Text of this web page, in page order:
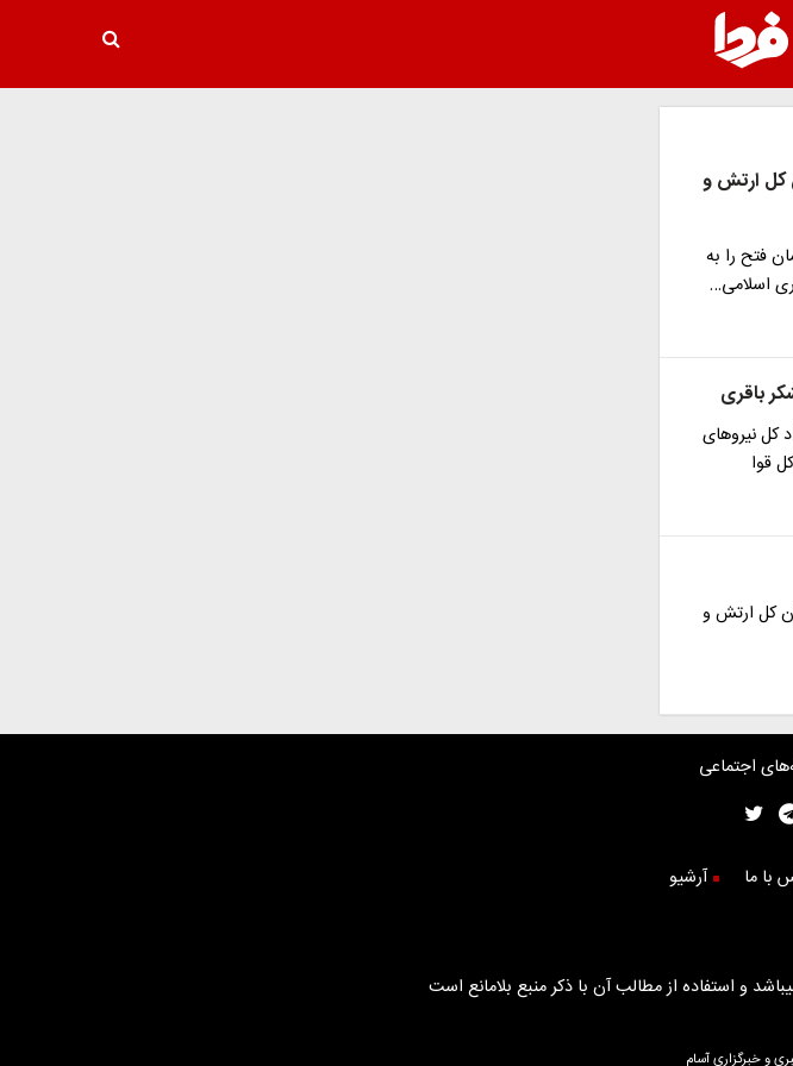
کل ارتش و
فتح را به
اسلامی…
باقری
کل نیروهای
قوا
کل ارتش و
اجتماعی
با ما آرشیو
و استفاده از مطالب آن با ذکر منبع بلامانع است
و خبرگزاری آسام